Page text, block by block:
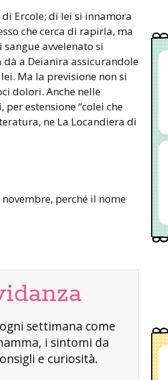
che cerca di rapirla, ma
sangue avvelenato si
a Deianira assicurandole
Ma la previsione non si
dolori. Anche nelle
estensione “colei che
ne La Locandiera di
perché il nome
settimana come
i sintomi da
e curiosità.